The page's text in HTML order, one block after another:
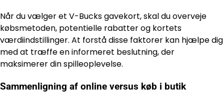
Når du vælger et V-Bucks gavekort, skal du overveje
købsmetoden, potentielle rabatter og kortets
værdiindstillinger. At forstå disse faktorer kan hjælpe dig
med at træffe en informeret beslutning, der
maksimerer din spilleoplevelse.
Sammenligning af online versus køb i butik